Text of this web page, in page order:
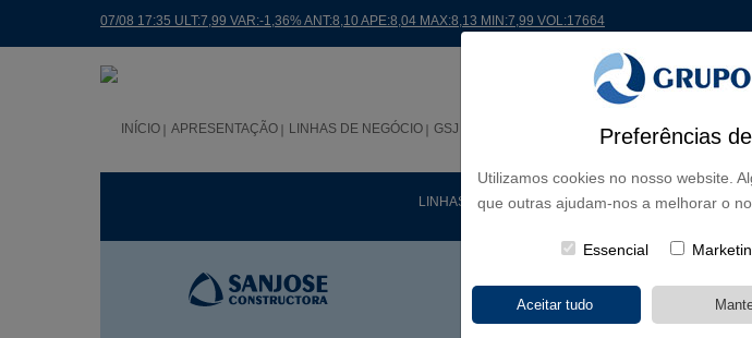
Preferências
Utilizamos cookies no nosso website.
que outras ajudam-nos a melhorar o
Essencial
07/08 17:35 ULT:7,99 VAR:-1,36% ANT:8,10 APE:8,04 MAX:8,13 MIN:7,99 VOL:17664
INÍCIO APRESENTAÇÃO LINHAS DE NEGÓCIO GSJ NO MUNDO PROJETOS ACIONISTAS E
LINHAS DE NEGÓCIO CONTINENTES